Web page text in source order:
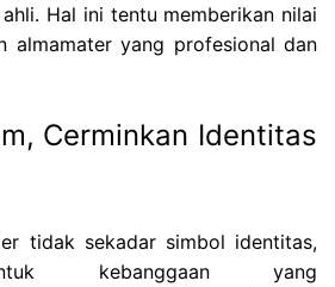
Hal ini tentu memberikan nilai
almamater yang profesional dan
Cerminkan Identitas
tidak sekadar simbol identitas,
kebanggaan yang